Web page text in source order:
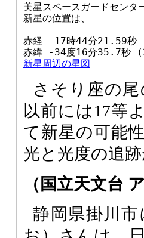
美星スペースガードセンタ
新星の位置は、
赤経  17時44分21.59秒
新星周辺の星図
さそり座の
以前には17等
て新星の可能
光と光度の追
（国立天文台
静岡県掛川